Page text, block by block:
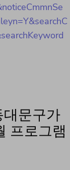
대문구가
프로그램